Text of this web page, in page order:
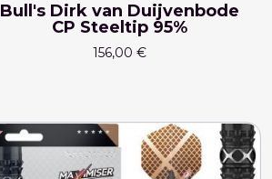
Bull's Dirk van Duijvenbode
CP Steeltip 95%
156,00 €